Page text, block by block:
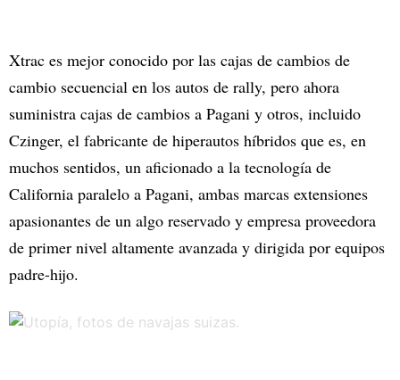
Xtrac es mejor conocido por las cajas de cambios de
cambio secuencial en los autos de rally, pero ahora
suministra cajas de cambios a Pagani y otros, incluido
Czinger, el fabricante de hiperautos híbridos que es, en
muchos sentidos, un aficionado a la tecnología de
California paralelo a Pagani, ambas marcas extensiones
apasionantes de un algo reservado y empresa proveedora
de primer nivel altamente avanzada y dirigida por equipos
padre-hijo.